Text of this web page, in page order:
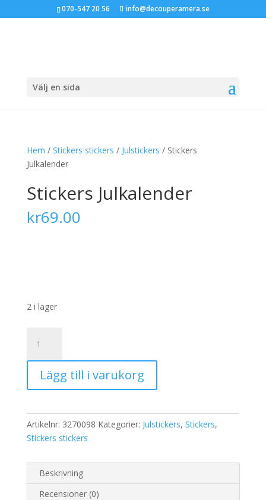
070-547 20 56 info@decouperamera.se
Välj en sida
Hem / Stickers stickers / Julstickers / Stickers
Julkalender
Stickers Julkalender
kr69.00
2 i lager
Julkalender
mängd
Lägg till i varukorg
Artikelnr: 3270098 Kategorier: Julstickers, Stickers,
Stickers stickers
Beskrivning
Recensioner (0)